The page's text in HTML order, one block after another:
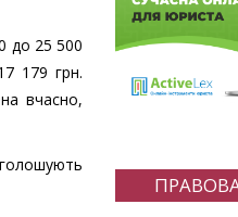
до 25 500
179 грн.
вчасно,